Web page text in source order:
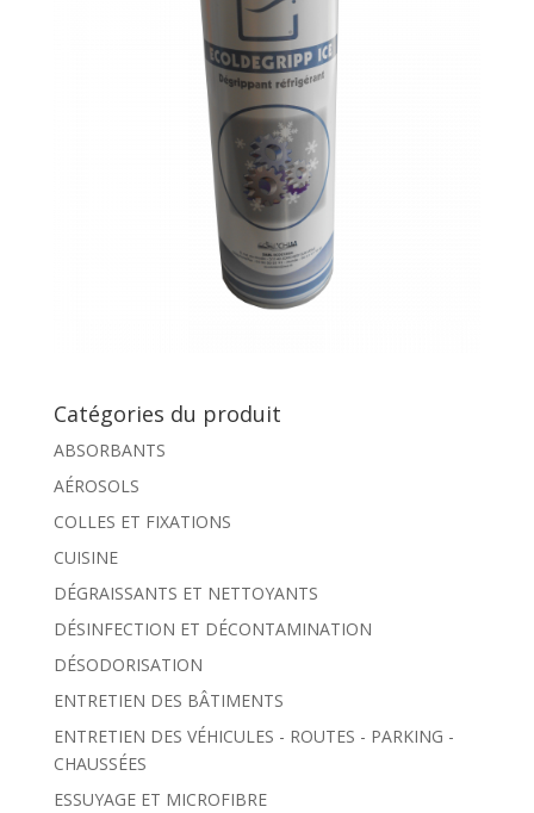
Catégories du produit
ABSORBANTS
AÉROSOLS
COLLES ET FIXATIONS
CUISINE
DÉGRAISSANTS ET NETTOYANTS
DÉSINFECTION ET DÉCONTAMINATION
DÉSODORISATION
ENTRETIEN DES BÂTIMENTS
ENTRETIEN DES VÉHICULES - ROUTES - PARKING -
CHAUSSÉES
ESSUYAGE ET MICROFIBRE